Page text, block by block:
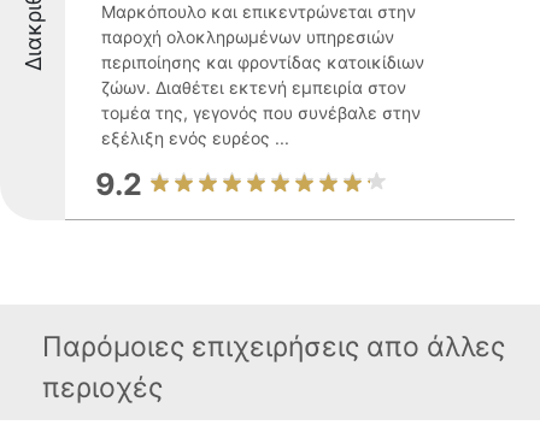
Μαρκόπουλο και επικεντρώνεται στην
παροχή ολοκληρωμένων υπηρεσιών
περιποίησης και φροντίδας κατοικίδιων
ζώων. Διαθέτει εκτενή εμπειρία στον
τομέα της, γεγονός που συνέβαλε στην
εξέλιξη ενός ευρέος ...
9.2
Παρόμοιες επιχειρήσεις απο άλλες
περιοχές